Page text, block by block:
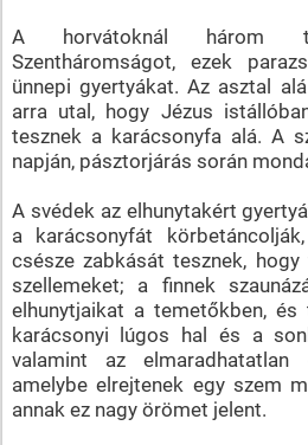
A horvátoknál három
Szentháromságot, ezek
ünnepi gyertyákat. Az asztal
arra utal, hogy Jézus
tesznek a karácsonyfa alá. A
napján, pásztorjárás során
A svédek az elhunytakért
a karácsonyfát
csésze zabkását tesznek,
szellemeket; a finnek
elhunytjaikat a temetőkben,
karácsonyi lúgos hal és a
valamint az
amelybe elrejtenek egy szem
annak ez nagy örömet jelent.